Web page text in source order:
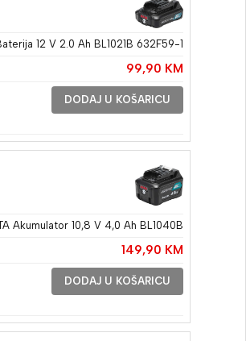
12 V 2.0 Ah BL1021B 632F59-1
99,90 KM
DODAJ U KOŠARICU
Akumulator 10,8 V 4,0 Ah BL1040B
149,90 KM
DODAJ U KOŠARICU